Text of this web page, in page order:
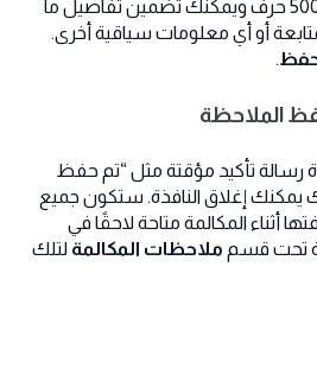
يمكنك كتابة ما يصل إلى 500 حرف ويمكنك تضمين تفاصيل ما
أو أي معلومات سياقية أخرى.
.
رسالة تأكيد مؤقتة مثل “تم حفظ
يمكنك إغلاق النافذة. ستكون جميع
أثناء المكالمة متاحة لاحقًا في
تحت قسم ملاحظات المكالمة لتلك